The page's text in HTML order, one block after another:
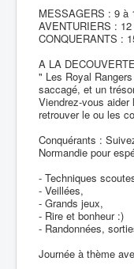
MESSAGERS : 9 à
AVENTURIERS :
CONQUERANTS :
A LA
" Les Royal
saccagé, et un
Viendrez-vous
retrouver le ou les
Conquérants :
Normandie pour
- Techniques
- Veillées,
- Grands jeux,
- Rire et bonheur :)
- Randonnées,
Journée à thème